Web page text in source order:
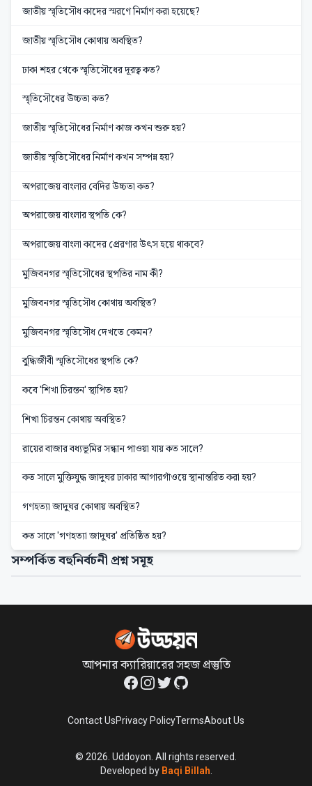
জাতীয় স্মৃতিসৌধ কাদের স্মরণে নির্মাণ করা হয়েছে?
জাতীয় স্মৃতিসৌধ কোথায় অবস্থিত?
ঢাকা শহর থেকে স্মৃতিসৌধের দূরত্ব কত?
স্মৃতিসৌধের উচ্চতা কত?
জাতীয় স্মৃতিসৌধের নির্মাণ কাজ কখন শুরু হয়?
জাতীয় স্মৃতিসৌধের নির্মাণ কখন সম্পন্ন হয়?
অপরাজেয় বাংলার বেদির উচ্চতা কত?
অপরাজেয় বাংলার স্থপতি কে?
অপরাজেয় বাংলা কাদের প্রেরণার উৎস হয়ে থাকবে?
মুজিবনগর স্মৃতিসৌধের স্থপতির নাম কী?
মুজিবনগর স্মৃতিসৌধ কোথায় অবস্থিত?
মুজিবনগর স্মৃতিসৌধ দেখতে কেমন?
বুদ্ধিজীবী স্মৃতিসৌধের স্থপতি কে?
কবে 'শিখা চিরন্তন' স্থাপিত হয়?
শিখা চিরন্তন কোথায় অবস্থিত?
রায়ের বাজার বধ্যভূমির সন্ধান পাওয়া যায় কত সালে?
কত সালে মুক্তিযুদ্ধ জাদুঘর ঢাকার আগারগাঁওয়ে স্থানান্তরিত করা হয়?
গণহত্যা জাদুঘর কোথায় অবস্থিত?
কত সালে 'গণহত্যা জাদুঘর' প্রতিষ্ঠিত হয়?
সম্পর্কিত বহুনির্বচনী প্রশ্ন সমূহ
আপনার ক্যারিয়ারের সহজ প্রস্তুতি
Facebook
Instagram
TwitterGitHub
Contact UsPrivacy PolicyTermsAbout Us
© 2026. Uddoyon. All rights reserved.
Developed by Baqi Billah.